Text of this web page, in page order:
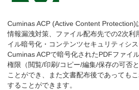
Cuminas ACP (Active Content Protection)
情報漏洩対策、ファイル配布先での2次利
イル暗号化・コンテンツセキュリティシス
Cuminas ACPで暗号化されたPDFファイ
権限（閲覧/印刷/コピー/編集/保存の可否
ことができ、また文書配布後であっても
することができます。